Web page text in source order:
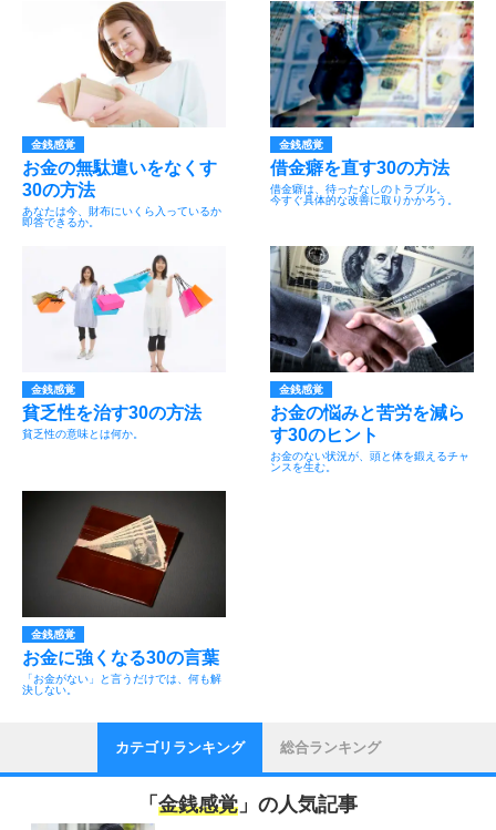
金銭感覚
お金の無駄遣いをなくす
30の方法
あなたは今、財布にいくら入っているか
即答できるか。
金銭感覚
借金癖を直す30の方法
借金癖は、待ったなしのトラブル。
今すぐ具体的な改善に取りかかろう。
金銭感覚
貧乏性を治す30の方法
貧乏性の意味とは何か。
金銭感覚
お金の悩みと苦労を減ら
す30のヒント
お金のない状況が、頭と体を鍛えるチャ
ンスを生む。
金銭感覚
お金に強くなる30の言葉
「お金がない」と言うだけでは、何も解
決しない。
カテゴリランキング 総合ランキング
「 金銭感覚 」の人気記事